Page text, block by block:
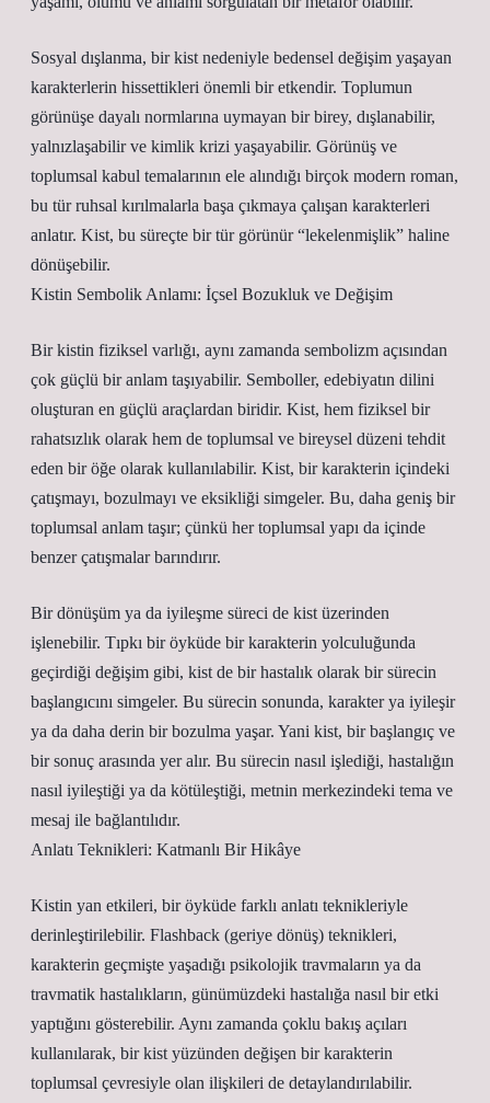
Sosyal dışlanma, bir kist nedeniyle bedensel değişim yaşayan
karakterlerin hissettikleri önemli bir etkendir. Toplumun
görünüşe dayalı normlarına uymayan bir birey, dışlanabilir,
yalnızlaşabilir ve kimlik krizi yaşayabilir. Görünüş ve
toplumsal kabul temalarının ele alındığı birçok modern roman,
bu tür ruhsal kırılmalarla başa çıkmaya çalışan karakterleri
anlatır. Kist, bu süreçte bir tür görünür “lekelenmişlik” haline
dönüşebilir.
Kistin Sembolik Anlamı: İçsel Bozukluk ve Değişim
Bir kistin fiziksel varlığı, aynı zamanda sembolizm açısından
çok güçlü bir anlam taşıyabilir. Semboller, edebiyatın dilini
oluşturan en güçlü araçlardan biridir. Kist, hem fiziksel bir
rahatsızlık olarak hem de toplumsal ve bireysel düzeni tehdit
eden bir öğe olarak kullanılabilir. Kist, bir karakterin içindeki
çatışmayı, bozulmayı ve eksikliği simgeler. Bu, daha geniş bir
toplumsal anlam taşır; çünkü her toplumsal yapı da içinde
benzer çatışmalar barındırır.
Bir dönüşüm ya da iyileşme süreci de kist üzerinden
işlenebilir. Tıpkı bir öyküde bir karakterin yolculuğunda
geçirdiği değişim gibi, kist de bir hastalık olarak bir sürecin
başlangıcını simgeler. Bu sürecin sonunda, karakter ya iyileşir
ya da daha derin bir bozulma yaşar. Yani kist, bir başlangıç ve
bir sonuç arasında yer alır. Bu sürecin nasıl işlediği, hastalığın
nasıl iyileştiği ya da kötüleştiği, metnin merkezindeki tema ve
mesaj ile bağlantılıdır.
Anlatı Teknikleri: Katmanlı Bir Hikâye
Kistin yan etkileri, bir öyküde farklı anlatı teknikleriyle
derinleştirilebilir. Flashback (geriye dönüş) teknikleri,
karakterin geçmişte yaşadığı psikolojik travmaların ya da
travmatik hastalıkların, günümüzdeki hastalığa nasıl bir etki
yaptığını gösterebilir. Aynı zamanda çoklu bakış açıları
kullanılarak, bir kist yüzünden değişen bir karakterin
toplumsal çevresiyle olan ilişkileri de detaylandırılabilir.